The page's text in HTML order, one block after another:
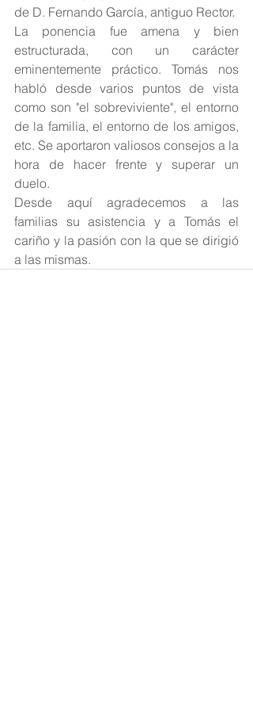
de D. Fernando García, antiguo Rector.
La ponencia fue amena y bien
estructurada, con un carácter
eminentemente práctico. Tomás nos
habló desde varios puntos de vista
como son "el sobreviviente", el entorno
de la familia, el entorno de los amigos,
etc. Se aportaron valiosos consejos a la
hora de hacer frente y superar un
duelo.
Desde aquí agradecemos a las
familias su asistencia y a Tomás el
cariño y la pasión con la que se dirigió
a las mismas.